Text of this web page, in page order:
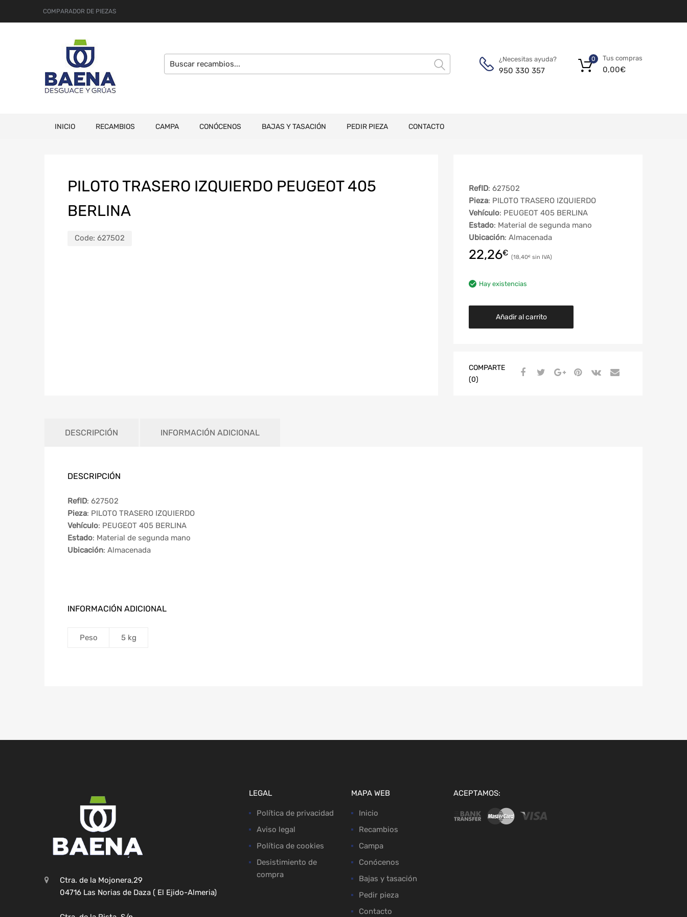
COMPARADOR DE PIEZAS
¿Necesitas ayuda?
950 330 357
Tus compras
0,00€
0
INICIO RECAMBIOS CAMPA CONÓCENOS BAJAS Y TASACIÓN PEDIR PIEZA CONTACTO
PILOTO TRASERO IZQUIERDO PEUGEOT 405
BERLINA
Code: 627502
RefID: 627502
Pieza: PILOTO TRASERO IZQUIERDO
Vehículo: PEUGEOT 405 BERLINA
Estado: Material de segunda mano
Ubicación: Almacenada
22,26€ 18,40€
Hay existencias
Añadir al carrito
COMPARTE
(0)
DESCRIPCIÓN INFORMACIÓN ADICIONAL
DESCRIPCIÓN
RefID: 627502
Pieza: PILOTO TRASERO IZQUIERDO
Vehículo: PEUGEOT 405 BERLINA
Estado: Material de segunda mano
Ubicación: Almacenada
INFORMACIÓN ADICIONAL
Peso 5 kg
Ctra. de la Mojonera,29
04716 Las Norias de Daza ( El Ejido-Almeria)
LEGAL
Política de privacidad
Aviso legal
Política de cookies
Desistimiento de
compra
MAPA WEB
Inicio
Recambios
Campa
Conócenos
Bajas y tasación
Pedir pieza
Contacto
ACEPTAMOS: